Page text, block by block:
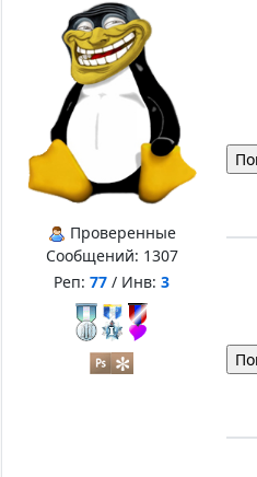
Проверенные
Сообщений: 1307
Реп: 77 / Инв: 3